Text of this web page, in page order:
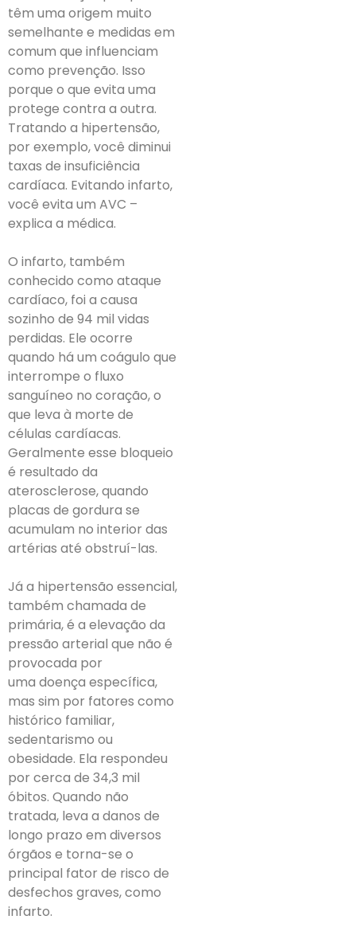
têm uma origem muito
semelhante e medidas em
comum que influenciam
como prevenção. Isso
porque o que evita uma
protege contra a outra.
Tratando a hipertensão,
por exemplo, você diminui
taxas de insuficiência
cardíaca. Evitando infarto,
você evita um AVC –
explica a médica.
O infarto, também
conhecido como ataque
cardíaco, foi a causa
sozinho de 94 mil vidas
perdidas. Ele ocorre
quando há um coágulo que
interrompe o fluxo
sanguíneo no coração, o
que leva à morte de
células cardíacas.
Geralmente esse bloqueio
é resultado da
aterosclerose, quando
placas de gordura se
acumulam no interior das
artérias até obstruí-las.
Já a hipertensão essencial,
também chamada de
primária, é a elevação da
pressão arterial que não é
provocada por
uma doença específica,
mas sim por fatores como
histórico familiar,
sedentarismo ou
obesidade. Ela respondeu
por cerca de 34,3 mil
óbitos. Quando não
tratada, leva a danos de
longo prazo em diversos
órgãos e torna-se o
principal fator de risco de
desfechos graves, como
infarto.